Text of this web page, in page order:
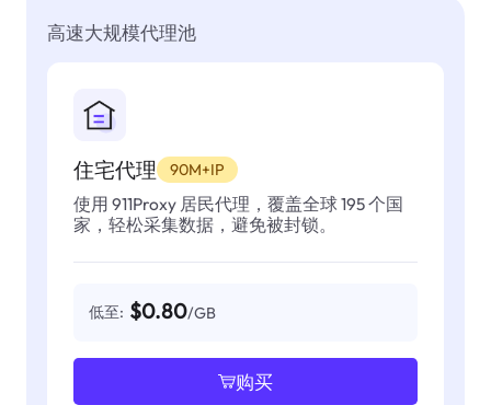
高速大规模代理池
住宅代理 90M+IP
使用 911Proxy 居民代理，覆盖全球 195 个国
家，轻松采集数据，避免被封锁。
低至: $0.80/GB
购买